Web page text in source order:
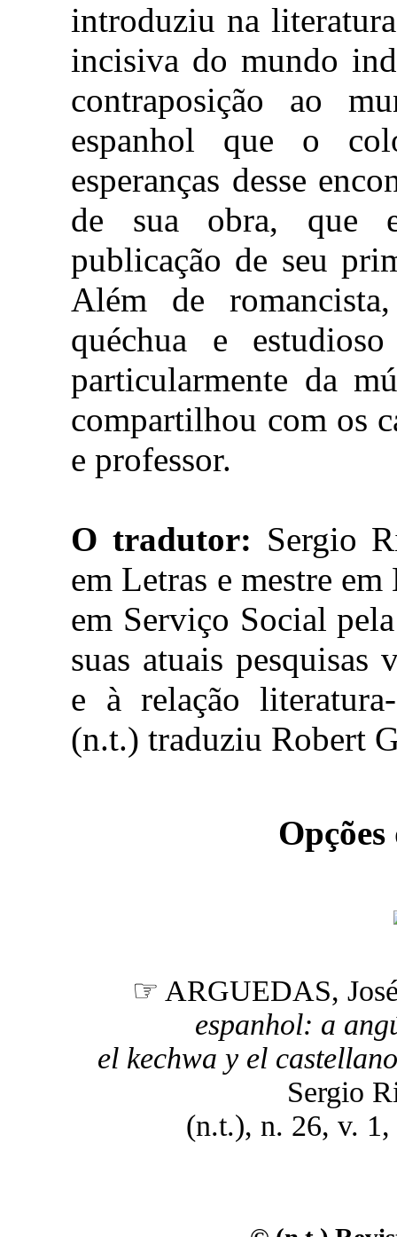
introduziu na
incisiva do mundo
contraposição ao
espanhol que o
esperanças desse
de sua obra, que
publicação de seu
Além de
quéchua e
particularmente da
compartilhou com os
e professor.
O tradutor: Sergio
em Letras e mestre
em Serviço Social
suas atuais
e à relação literatura-
(n.t.) traduziu Robert
☞ ARGUEDAS,
espanhol: a
el kechwa y el
Sergio
(n.t.), n. 26, v.